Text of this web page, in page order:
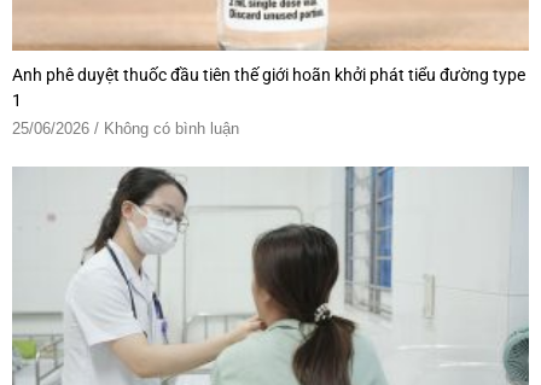
Anh phê duyệt thuốc đầu tiên thế giới hoãn khởi phát tiểu đường type
1
25/06/2026 Không có bình luận